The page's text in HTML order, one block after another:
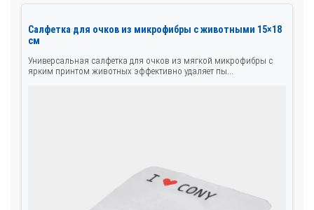
Салфетка для очков из микрофибры с животными 15×18
см
Универсальная салфетка для очков из мягкой микрофибры с
ярким принтом животных эффективно удаляет пы...